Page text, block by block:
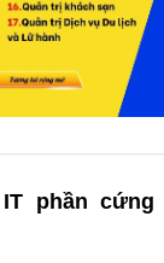
IT phần